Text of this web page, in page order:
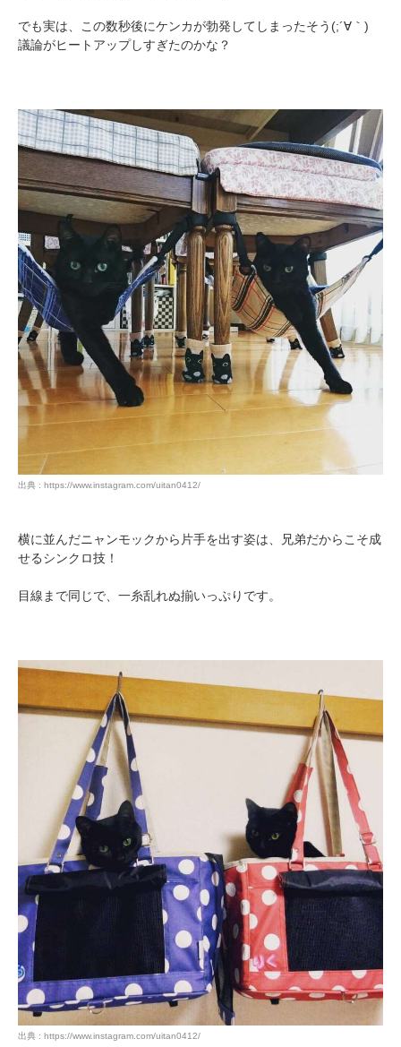
でも実は、この数秒後にケンカが勃発してしまったそう(;´∀｀)
議論がヒートアップしすぎたのかな？
出典 : https://www.instagram.com/uitan0412/
横に並んだニャンモックから片手を出す姿は、兄弟だからこそ成
せるシンクロ技！
目線まで同じで、一糸乱れぬ揃いっぷりです。
出典 : https://www.instagram.com/uitan0412/